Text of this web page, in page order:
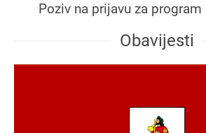
Poziv na prijavu za program
Obavijesti